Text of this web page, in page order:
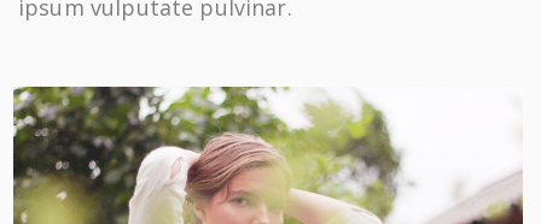
ipsum vulputate pulvinar.